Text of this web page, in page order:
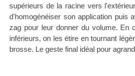
supérieurs de la racine vers
d'homogénéiser son application puis
zag pour leur donner du volume. En
inférieurs, on les étire en tournant
brosse. Le geste final idéal pour